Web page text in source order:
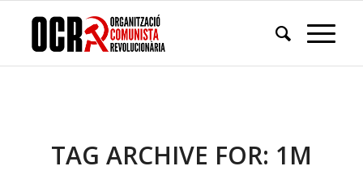
TAG ARCHIVE FOR: 1M